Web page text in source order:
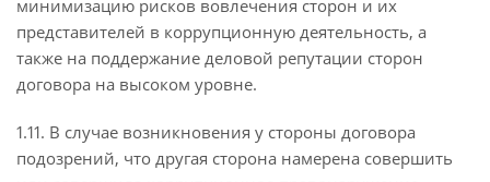
минимизацию рисков вовлечения сторон и их
представителей в коррупционную деятельность, а
также на поддержание деловой репутации сторон
договора на высоком уровне.
1.11. В случае возникновения у стороны договора
подозрений, что другая сторона намерена совершить